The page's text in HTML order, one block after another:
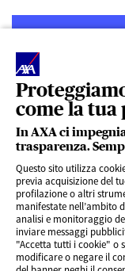
come la tua
In AXA ci
trasparenza.
Questo sito utilizza
previa acquisizione del
profilazione o altri
manifestate nell’ambito
analisi e monitoraggio
inviare messaggi
"Accetta tutti i cookie" o
modificare o negare il
LINK UTILI
ACCESSO
SERVIZI AL
CHI SIAMO